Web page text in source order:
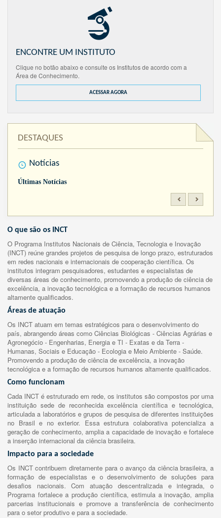
ENCONTRE UM INSTITUTO
Clique no botão abaixo e consulte os Institutos de acordo com a
Área de Conhecimento.
ACESSAR AGORA
DESTAQUES
Notícias
Últimas Notícias
O que são os INCT
O Programa Institutos Nacionais de Ciência, Tecnologia e Inovação
(INCT) reúne grandes projetos de pesquisa de longo prazo, estruturados
em redes nacionais e internacionais de cooperação científica. Os
institutos integram pesquisadores, estudantes e especialistas de
diversas áreas de conhecimento, promovendo a produção de ciência de
excelência, a inovação tecnológica e a formação de recursos humanos
altamente qualificados.
Áreas de atuação
Os INCT atuam em temas estratégicos para o desenvolvimento do
país, abrangendo áreas como Ciências Biológicas - Ciências Agrárias e
Agronegócio - Engenharias, Energia e TI - Exatas e da Terra -
Humanas, Sociais e Educação - Ecologia e Meio Ambiente - Saúde.
Promovendo a produção de ciência de excelência, a inovação
tecnológica e a formação de recursos humanos altamente qualificados.
Como funcionam
Cada INCT é estruturado em rede, os institutos são compostos por uma
instituição sede de reconhecida excelência científica e tecnológica,
articulada a laboratórios e grupos de pesquisa de diferentes instituições
no Brasil e no exterior. Essa estrutura colaborativa potencializa a
geração de conhecimento, amplia a capacidade de inovação e fortalece
a inserção internacional da ciência brasileira.
Impacto para a sociedade
Os INCT contribuem diretamente para o avanço da ciência brasileira, a
formação de especialistas e o desenvolvimento de soluções para
desafios nacionais. Com atuação descentralizada e integrada, o
Programa fortalece a produção científica, estimula a inovação, amplia
parcerias institucionais e promove a transferência de conhecimento
para o setor produtivo e para a sociedade.